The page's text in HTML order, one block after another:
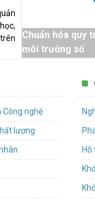
dự
Chuẩn hóa quy
môi trường số
Công nghệ
lượng
Hỗ